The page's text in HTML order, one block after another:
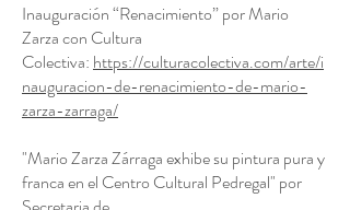
Inauguración “Renacimiento” por Mario
Zarza con Cultura
Colectiva: https://culturacolectiva.com/arte/i
nauguracion-de-renacimiento-de-mario-
zarza-zarraga/
"Mario Zarza Zárraga exhibe su pintura pura y
franca en el Centro Cultural Pedregal" por